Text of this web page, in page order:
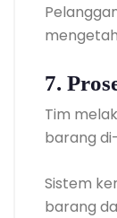
7.
Tim
barang
Sistem
barang